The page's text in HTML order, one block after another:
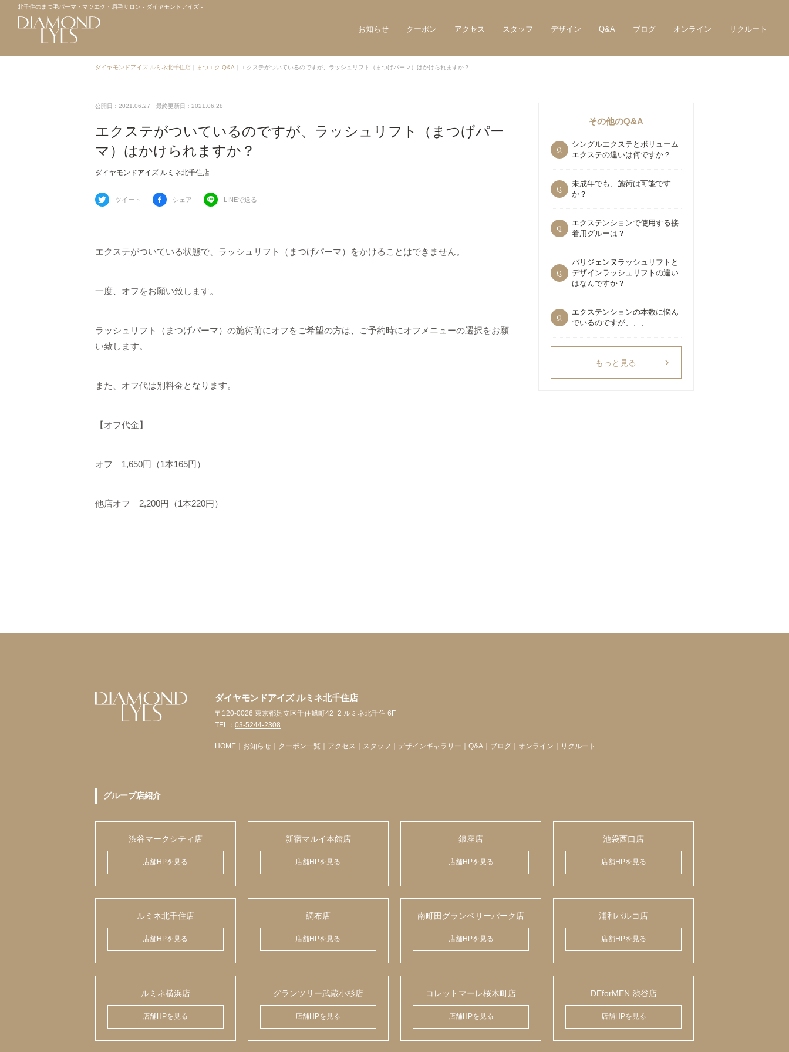
北千住のまつ毛パーマ・マツエク・眉毛サロン - ダイヤモンドアイズ -
お知らせ クーポン アクセス スタッフ デザイン Q&A ブログ オンライン リクルート
ダイヤモンドアイズ ルミネ北千住店 まつエク Q&A エクステがついているのですが、ラッシュリフト（まつげパーマ）はかけられますか？
公開日：2021.06.27 最終更新日：2021.06.28
エクステがついているのですが、ラッシュリフト（まつげパー
マ）はかけられますか？
ダイヤモンドアイズ ルミネ北千住店
ツイート シェア LINEで送る
エクステがついている状態で、ラッシュリフト（まつげパーマ）をかけることはできません。
一度、オフをお願い致します。
ラッシュリフト（まつげパーマ）の施術前にオフをご希望の方は、ご予約時にオフメニューの選択をお願
い致します。
また、オフ代は別料金となります。
【オフ代金】
オフ 1,650円（1本165円）
他店オフ 2,200円（1本220円）
その他のQ&A
Q
シングルエクステとボリューム
エクステの違いは何ですか？
Q
未成年でも、施術は可能です
か？
Q
エクステンションで使用する接
着用グルーは？
Q
パリジェンヌラッシュリフトと
デザインラッシュリフトの違い
はなんですか？
Q
エクステンションの本数に悩ん
でいるのですが、、、
もっと見る chevron_right
ダイヤモンドアイズ ルミネ北千住店
〒120-0026 東京都足立区千住旭町42−2 ルミネ北千住 6F
TEL： 03-5244-2308
HOME お知らせ クーポン一覧 アクセス スタッフ デザインギャラリー Q&A ブログ オンライン リクルート
グループ店紹介
渋谷マークシティ店
店舗HPを見る
新宿マルイ本館店
店舗HPを見る
銀座店
店舗HPを見る
池袋西口店
店舗HPを見る
ルミネ北千住店
店舗HPを見る
調布店
店舗HPを見る
南町田グランベリーパーク店
店舗HPを見る
浦和パルコ店
店舗HPを見る
ルミネ横浜店
店舗HPを見る
グランツリー武蔵小杉店
店舗HPを見る
コレットマーレ桜木町店
店舗HPを見る
DEforMEN 渋谷店
店舗HPを見る